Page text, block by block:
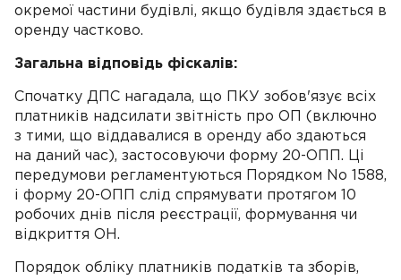
окремої частини будівлі, якщо будівля здається в
оренду частково.
Загальна відповідь фіскалів:
Спочатку ДПС нагадала, що ПКУ зобов'язує всіх
платників надсилати звітність про ОП (включно
з тими, що віддавалися в оренду або здаються
на даний час), застосовуючи форму 20-ОПП. Ці
передумови регламентуються Порядком No 1588,
і форму 20-ОПП слід спрямувати протягом 10
робочих днів після реєстрації, формування чи
відкриття ОН.
Порядок обліку платників податків та зборів,